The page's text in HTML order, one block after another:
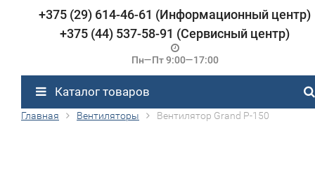
+375 (29) 614-46-61 (Информационный центр)
+375 (44) 537-58-91 (Сервисный центр)
Пн—Пт 9:00—17:00
Каталог товаров
Главная Вентиляторы Вентилятор Grand P-150